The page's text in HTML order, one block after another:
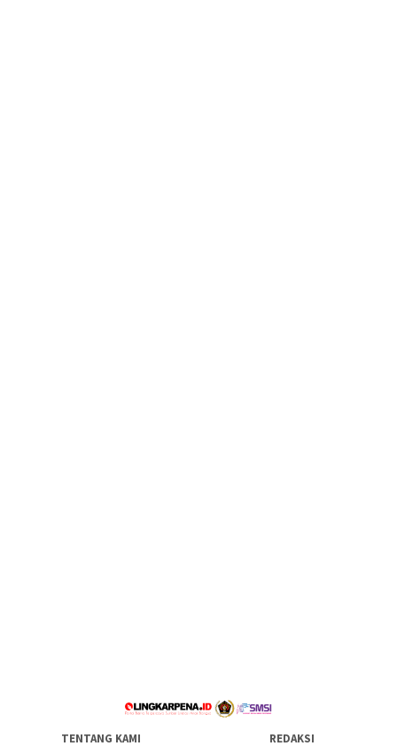
TENTANG KAMI REDAKSI